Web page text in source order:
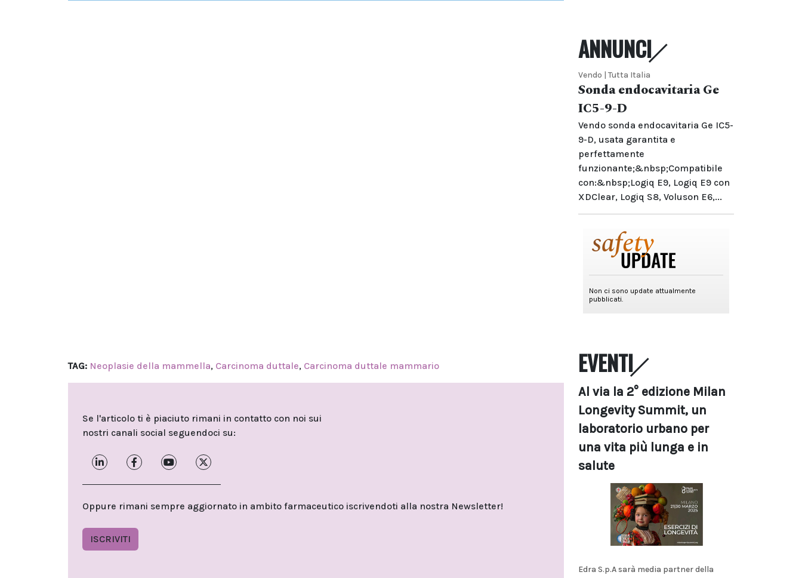
TAG: Neoplasie della mammella, Carcinoma duttale, Carcinoma duttale mammario
Se l'articolo ti è piaciuto rimani in contatto con noi sui
nostri canali social seguendoci su:
Oppure rimani sempre aggiornato in ambito farmaceutico iscrivendoti alla nostra Newsletter!
ISCRIVITI
ANNUNCI
Vendo | Tutta Italia
Sonda endocavitaria Ge
IC5-9-D
Vendo sonda endocavitaria Ge IC5-
9-D, usata garantita e
perfettamente
funzionante;&nbsp;Compatibile
con:&nbsp;Logiq E9, Logiq E9 con
XDClear, Logiq S8, Voluson E6,...
EVENTI
Al via la 2° edizione Milan
Longevity Summit, un
laboratorio urbano per
una vita più lunga e in
salute
Edra S.p.A sarà media partner della